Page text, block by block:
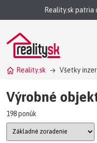
Reality.sk patria
Reality.sk Všetky
Výrobné
198 ponúk